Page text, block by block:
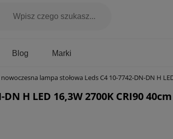
Blog Marki
lampa stołowa Leds C4 10-7742-DN-DN H LED 16,3W
H LED 16,3W 2700K CRI90 40cm